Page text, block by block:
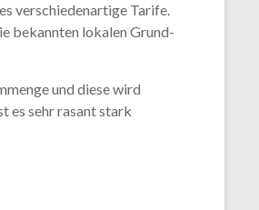
verschiedenartige Tarife.
bekannten lokalen Grund-
und diese wird
es sehr rasant stark